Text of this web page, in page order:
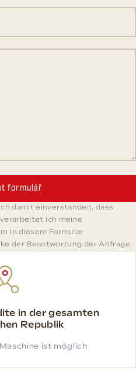
formulář
damit einverstanden, dass
ich meine
in diesem Formular
der Beantwortung der Anfrage.
in der gesamten
Republik
ist möglich